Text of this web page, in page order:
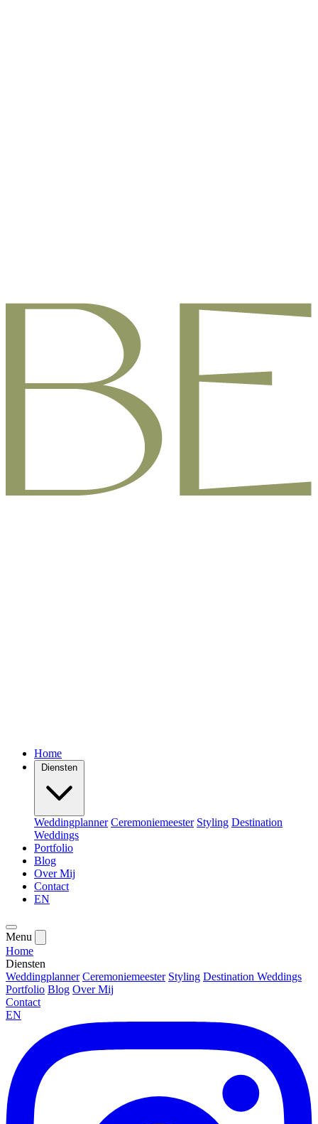
Home
Diensten
Weddingplanner Ceremoniemeester Styling Destination
Weddings
Portfolio
Blog
Over Mij
Contact
EN
Menu
Home
Diensten
Weddingplanner Ceremoniemeester Styling Destination Weddings
Portfolio Blog Over Mij
Contact
EN